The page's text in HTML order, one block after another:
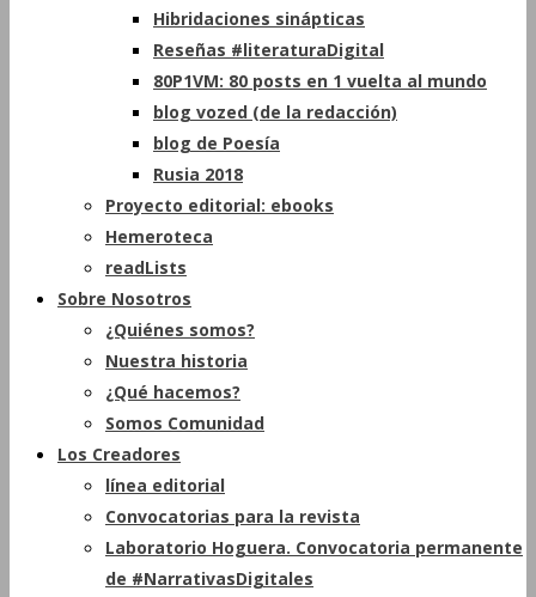
Hibridaciones sinápticas
Reseñas #literaturaDigital
80P1VM: 80 posts en 1 vuelta al mundo
blog vozed (de la redacción)
blog de Poesía
Rusia 2018
Proyecto editorial: ebooks
Hemeroteca
readLists
Sobre Nosotros
¿Quiénes somos?
Nuestra historia
¿Qué hacemos?
Somos Comunidad
Los Creadores
línea editorial
Convocatorias para la revista
Laboratorio Hoguera. Convocatoria permanente
de #NarrativasDigitales